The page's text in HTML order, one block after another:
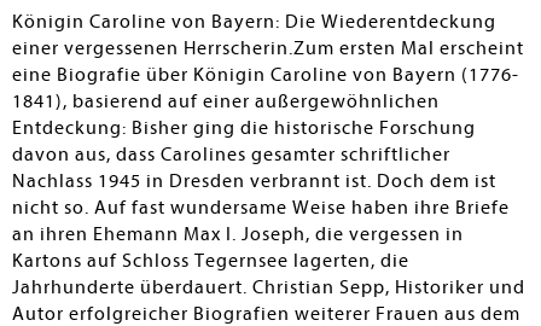
Revolution, die Expansionspolitik Napoleons und
Carolines ablehnende Haltung, ihre Heirat mit dem
bayerischen Kurfürsten Max I. Joseph und die
politischen wie repräsentativen Herausforderungen
nach der Erhebung Bayerns zum Königreich. Sepp
betont, dass Caroline in all diesen Veränderungen
großteils eigenständig agierte, sich jedoch auch den
Zwängen der Zeit beugen musste. - Die unterhaltsam zu
lesende Biografie ist allen geschichtlich Interessierten
zu empfehlen, da sie nicht nur Carolines Charakter
offenlegt, sondern auch ein lebendiges Epochenbild
zeichnet.
Königin Caroline von Bayern: Die Wiederentdeckung
einer vergessenen Herrscherin.Zum ersten Mal erscheint
eine Biografie über Königin Caroline von Bayern (1776-
1841), basierend auf einer außergewöhnlichen
Entdeckung: Bisher ging die historische Forschung
davon aus, dass Carolines gesamter schriftlicher
Nachlass 1945 in Dresden verbrannt ist. Doch dem ist
nicht so. Auf fast wundersame Weise haben ihre Briefe
an ihren Ehemann Max I. Joseph, die vergessen in
Kartons auf Schloss Tegernsee lagerten, die
Jahrhunderte überdauert. Christian Sepp, Historiker und
Autor erfolgreicher Biografien weiterer Frauen aus dem